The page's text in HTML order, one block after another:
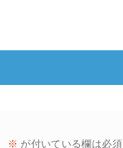
※ が付いている欄は必須